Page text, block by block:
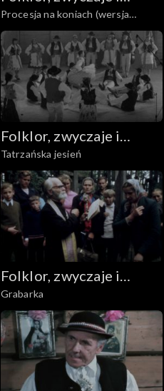
sztuka ludowa
Procesja na koniach (wersja
krótsza)
Folklor, zwyczaje i
sztuka ludowa
Tatrzańska jesień
Folklor, zwyczaje i
sztuka ludowa
Grabarka